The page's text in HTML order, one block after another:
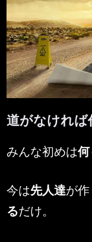
道がなければ
on
みんな初めは
今は先人達が
るだけ。